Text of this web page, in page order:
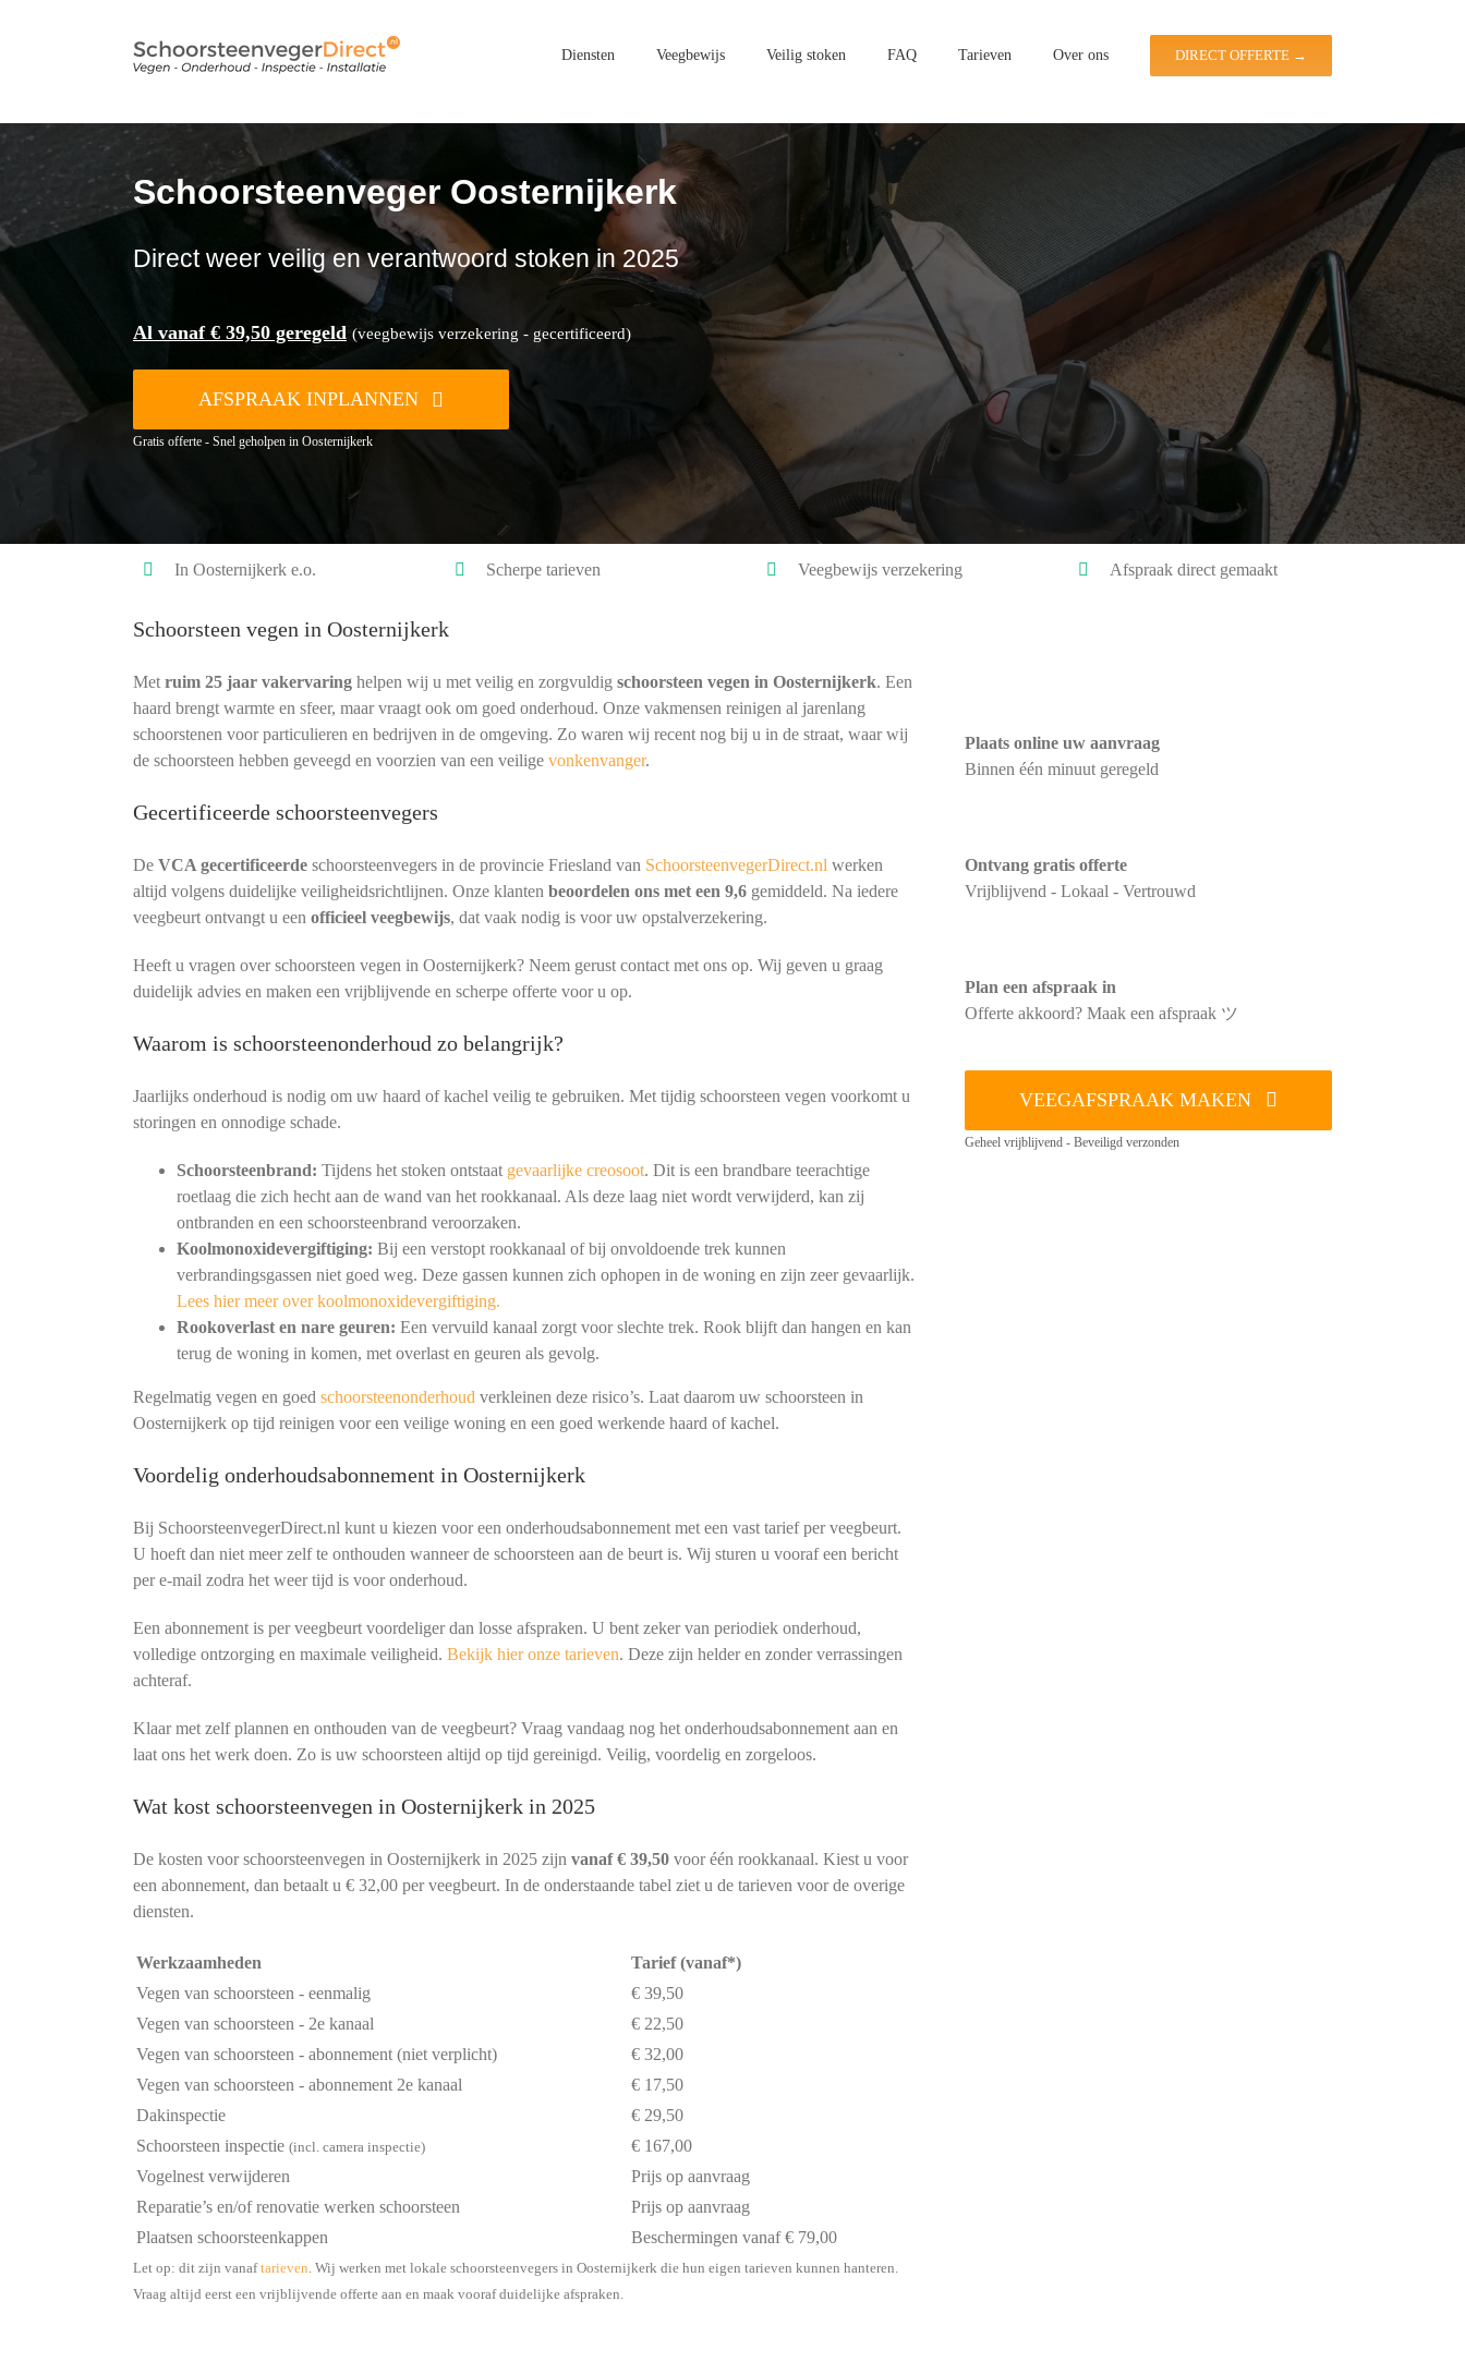
Diensten Veegbewijs Veilig stoken FAQ Tarieven Over ons DIRECT OFFERTE →
Schoorsteenveger Oosternijkerk
Direct weer veilig en verantwoord stoken in 2025
Al vanaf € 39,50 geregeld (veegbewijs verzekering - gecertificeerd)
AFSPRAAK INPLANNEN
Gratis offerte - Snel geholpen in Oosternijkerk
In Oosternijkerk e.o. Scherpe tarieven Veegbewijs verzekering Afspraak direct gemaakt
Schoorsteen vegen in Oosternijkerk
Met ruim 25 jaar vakervaringhelpen wij u met veilig en zorgvuldig schoorsteen vegen in Oosternijkerk. Een
haard brengt warmte en sfeer, maar vraagt ook om goed onderhoud. Onze vakmensen reinigen al jarenlang
schoorstenen voor particulieren en bedrijven in de omgeving. Zo waren wij recent nog bij u in de straat, waar wij
de schoorsteen hebben geveegd en voorzien van een veilige vonkenvanger.
Gecertificeerde schoorsteenvegers
De VCA gecertificeerdeschoorsteenvegers in de provincie Friesland van SchoorsteenvegerDirect.nl werken
altijd volgens duidelijke veiligheidsrichtlijnen. Onze klanten beoordelen ons met een 9,6gemiddeld. Na iedere
veegbeurt ontvangt u een officieel veegbewijs, dat vaak nodig is voor uw opstalverzekering.
Heeft u vragen over schoorsteen vegen in Oosternijkerk? Neem gerust contact met ons op. Wij geven u graag
duidelijk advies en maken een vrijblijvende en scherpe offerte voor u op.
Waarom is schoorsteenonderhoud zo belangrijk?
Jaarlijks onderhoud is nodig om uw haard of kachel veilig te gebruiken. Met tijdig schoorsteen vegen voorkomt u
storingen en onnodige schade.
Schoorsteenbrand: Tijdens het stoken ontstaat gevaarlijke creosoot. Dit is een brandbare teerachtige
roetlaag die zich hecht aan de wand van het rookkanaal. Als deze laag niet wordt verwijderd, kan zij
ontbranden en een schoorsteenbrand veroorzaken.
Koolmonoxidevergiftiging: Bij een verstopt rookkanaal of bij onvoldoende trek kunnen
verbrandingsgassen niet goed weg. Deze gassen kunnen zich ophopen in de woning en zijn zeer gevaarlijk.
Lees hier meer over koolmonoxidevergiftiging.
Rookoverlast en nare geuren: Een vervuild kanaal zorgt voor slechte trek. Rook blijft dan hangen en kan
terug de woning in komen, met overlast en geuren als gevolg.
Regelmatig vegen en goed schoorsteenonderhoud verkleinen deze risico’s. Laat daarom uw schoorsteen in
Oosternijkerk op tijd reinigen voor een veilige woning en een goed werkende haard of kachel.
Voordelig onderhoudsabonnement in Oosternijkerk
Bij SchoorsteenvegerDirect.nl kunt u kiezen voor een onderhoudsabonnement met een vast tarief per veegbeurt.
U hoeft dan niet meer zelf te onthouden wanneer de schoorsteen aan de beurt is. Wij sturen u vooraf een bericht
per e-mail zodra het weer tijd is voor onderhoud.
Een abonnement is per veegbeurt voordeliger dan losse afspraken. U bent zeker van periodiek onderhoud,
volledige ontzorging en maximale veiligheid. Bekijk hier onze tarieven. Deze zijn helder en zonder verrassingen
achteraf.
Klaar met zelf plannen en onthouden van de veegbeurt? Vraag vandaag nog het onderhoudsabonnement aan en
laat ons het werk doen. Zo is uw schoorsteen altijd op tijd gereinigd. Veilig, voordelig en zorgeloos.
Wat kost schoorsteenvegen in Oosternijkerk in 2025
De kosten voor schoorsteenvegen in Oosternijkerk in 2025 zijn vanaf € 39,50voor één rookkanaal. Kiest u voor
een abonnement, dan betaalt u € 32,00 per veegbeurt. In de onderstaande tabel ziet u de tarieven voor de overige
diensten.
Werkzaamheden
Tarief (vanaf*)
Vegen van schoorsteen - eenmalig
€ 39,50
Vegen van schoorsteen - 2e kanaal
€ 22,50
Vegen van schoorsteen - abonnement (niet verplicht)
€ 32,00
Vegen van schoorsteen - abonnement 2e kanaal
€ 17,50
Dakinspectie
€ 29,50
Schoorsteen inspectie (incl. camera inspectie)
€ 167,00
Vogelnest verwijderen
Prijs op aanvraag
Reparatie’s en/of renovatie werken schoorsteen
Prijs op aanvraag
Plaatsen schoorsteenkappen
Beschermingen vanaf € 79,00
Let op: dit zijn vanaftarieven . Wij werken met lokale schoorsteenvegers in Oosternijkerk die hun eigen tarieven kunnen hanteren.
Vraag altijd eerst een vrijblijvende offerte aan en maak vooraf duidelijke afspraken.
Plaats online uw aanvraag
Binnen één minuut geregeld
Ontvang gratis offerte
Vrijblijvend - Lokaal - Vertrouwd
Plan een afspraak in
Offerte akkoord? Maak een afspraak ツ
VEEGAFSPRAAK MAKEN
Geheel vrijblijvend - Beveiligd verzonden